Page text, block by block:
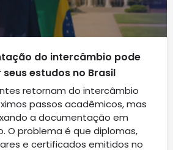
do intercâmbio pode
estudos no Brasil
retornam do intercâmbio
passos acadêmicos, mas
a documentação em
O problema é que diplomas,
e certificados emitidos no